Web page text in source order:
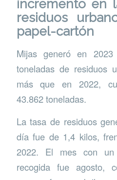
incremento en
residuos
papel-cartón
Mijas generó en
toneladas de residuos
más que en 2022,
43.862 toneladas.
La tasa de residuos
día fue de 1,4 kilos,
2022. El mes con un
recogida fue agosto,